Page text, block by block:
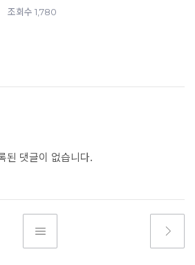
조회수 1,780
된 댓글이 없습니다.